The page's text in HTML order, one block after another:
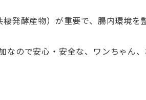
発酵産物）が重要で、腸内環境
なので安心・安全な、ワンちゃん